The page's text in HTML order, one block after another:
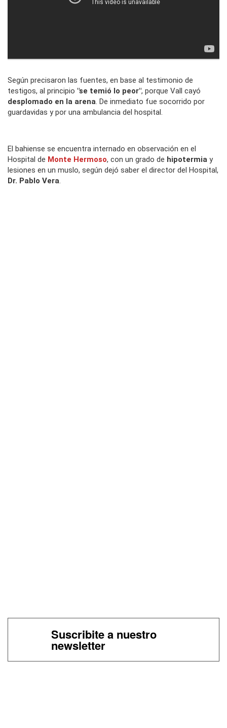
Según precisaron las fuentes, en base al testimonio de
testigos, al principio "se temió lo peor", porque Vall cayó
desplomado en la arena . De inmediato fue socorrido por
guardavidas y por una ambulancia del hospital.
El bahiense se encuentra internado en observación en el
Hospital de Monte Hermoso, con un grado de hipotermia y
lesiones en un muslo, según dejó saber el director del Hospital,
Dr. Pablo Vera
Suscribite a nuestro
newsletter